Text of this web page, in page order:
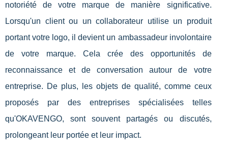
notoriété de votre marque de manière significative.
Lorsqu'un client ou un collaborateur utilise un produit
portant votre logo, il devient un ambassadeur involontaire
de votre marque. Cela crée des opportunités de
reconnaissance et de conversation autour de votre
entreprise. De plus, les objets de qualité, comme ceux
proposés par des entreprises spécialisées telles
qu'OKAVENGO, sont souvent partagés ou discutés,
prolongeant leur portée et leur impact.